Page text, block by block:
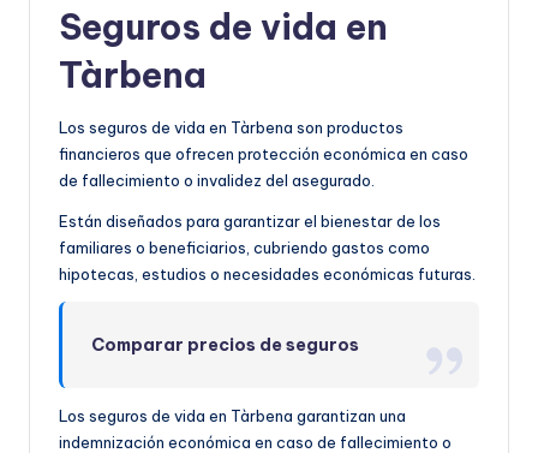
Seguros de vida en
Tàrbena
Los seguros de vida en Tàrbena son productos
financieros que ofrecen protección económica en caso
de fallecimiento o invalidez del asegurado.
Están diseñados para garantizar el bienestar de los
familiares o beneficiarios, cubriendo gastos como
hipotecas, estudios o necesidades económicas futuras.
Comparar precios de seguros
Los seguros de vida en Tàrbena garantizan una
indemnización económica en caso de fallecimiento o